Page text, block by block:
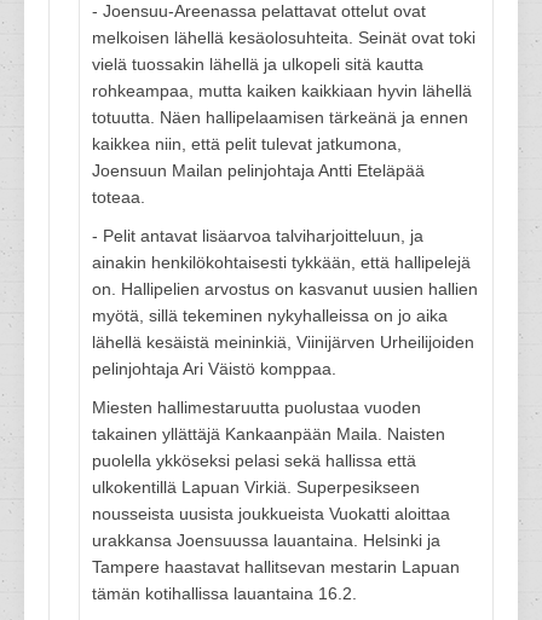
- Joensuu-Areenassa pelattavat ottelut ovat
melkoisen lähellä kesäolosuhteita. Seinät ovat toki
vielä tuossakin lähellä ja ulkopeli sitä kautta
rohkeampaa, mutta kaiken kaikkiaan hyvin lähellä
totuutta. Näen hallipelaamisen tärkeänä ja ennen
kaikkea niin, että pelit tulevat jatkumona,
Joensuun Mailan pelinjohtaja Antti Eteläpää
toteaa.
- Pelit antavat lisäarvoa talviharjoitteluun, ja
ainakin henkilökohtaisesti tykkään, että hallipelejä
on. Hallipelien arvostus on kasvanut uusien hallien
myötä, sillä tekeminen nykyhalleissa on jo aika
lähellä kesäistä meininkiä, Viinijärven Urheilijoiden
pelinjohtaja Ari Väistö komppaa.
Miesten hallimestaruutta puolustaa vuoden
takainen yllättäjä Kankaanpään Maila. Naisten
puolella ykköseksi pelasi sekä hallissa että
ulkokentillä Lapuan Virkiä. Superpesikseen
nousseista uusista joukkueista Vuokatti aloittaa
urakkansa Joensuussa lauantaina. Helsinki ja
Tampere haastavat hallitsevan mestarin Lapuan
tämän kotihallissa lauantaina 16.2.